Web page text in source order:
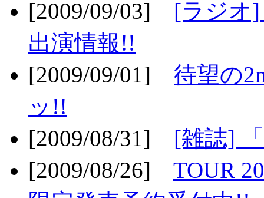
[2009/09/03] [ラジオ]
出演情報!!
[2009/09/01] 待望の
ッ!!
[2009/08/31] [雑誌]
[2009/08/26] TOUR